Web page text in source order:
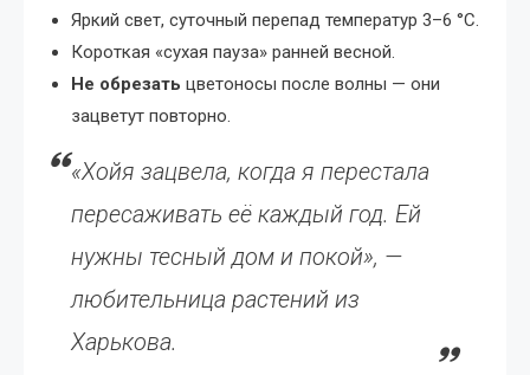
Яркий свет, суточный перепад температур 3–6 °C.
Короткая «сухая пауза» ранней весной.
Не обрезать цветоносы после волны — они
зацветут повторно.
«Хойя зацвела, когда я перестала
пересаживать её каждый год. Ей
нужны тесный дом и покой», —
любительница растений из
Харькова.